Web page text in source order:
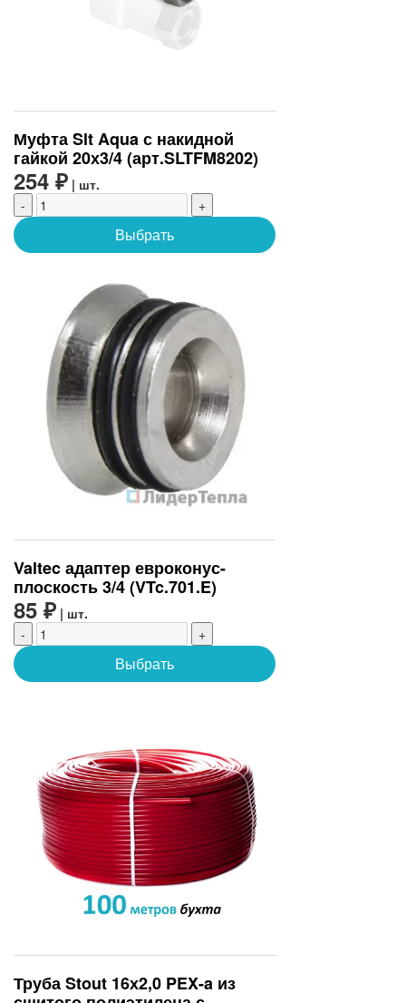
Муфта Slt Aqua с накидной
гайкой 20х3/4 (арт.SLTFM8202)
254 ₽ | шт.
-
+
Выбрать
Valtec адаптер евроконус-
плоскость 3/4 (VTc.701.E)
85 ₽ | шт.
-
+
Выбрать
Труба Stout 16х2,0 PEX-a из